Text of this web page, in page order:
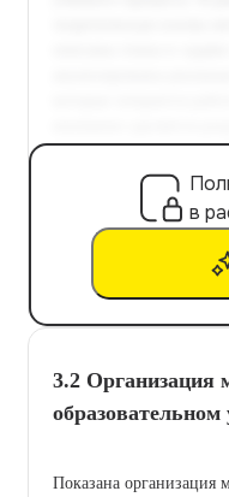
в
3.2 Организация
Показана организация